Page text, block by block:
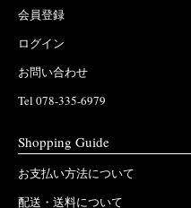
会員登録
ログイン
お問い合わせ
Tel 078-335-6979
Shopping Guide
お支払い方法について
配送・送料について